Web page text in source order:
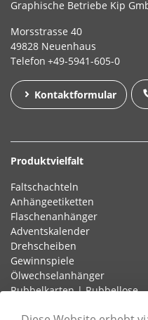
Graphische Betriebe Kip
Morsstrasse 40
49828 Neuenhaus
Telefon +49-5941-605-0
Kontaktformular
Produktvielfalt
Faltschachteln
Anhängeetiketten
Flaschenanhänger
Adventskalender
Drehscheiben
Gewinnspiele
Ölwechselanhänger
Rubbelkarten | Rubbellose